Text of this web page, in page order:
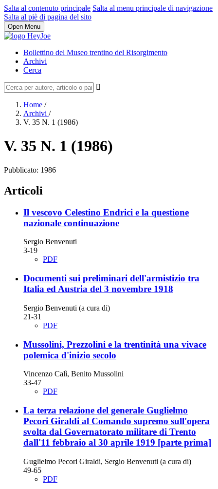
Salta al contenuto principale Salta al menu principale di navigazione
Salta al piè di pagina del sito
Open Menu
Bollettino del Museo trentino del Risorgimento
Archivi
Cerca
Home /
Archivi /
V. 35 N. 1 (1986)
V. 35 N. 1 (1986)
Pubblicato: 1986
Articoli
Il vescovo Celestino Endrici e la questione
nazionale continuazione
Sergio Benvenuti
3-19
PDF
Documenti sui preliminari dell'armistizio tra
Italia ed Austria del 3 novembre 1918
Sergio Benvenuti (a cura di)
21-31
PDF
Mussolini, Prezzolini e la trentinità una vivace
polemica d'inizio secolo
Vincenzo Calì, Benito Mussolini
33-47
PDF
La terza relazione del generale Guglielmo
Pecori Giraldi al Comando supremo sull'opera
svolta dal Governatorato militare di Trento
dall'11 febbraio al 30 aprile 1919 [parte prima]
Guglielmo Pecori Giraldi, Sergio Benvenuti (a cura di)
49-65
PDF